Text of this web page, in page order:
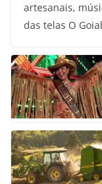
artesanais,
das telas O